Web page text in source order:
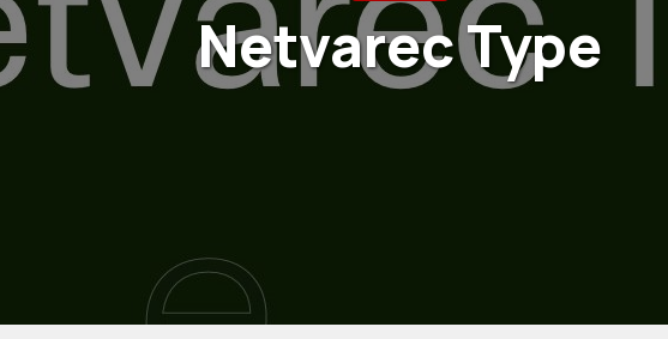
Netvarec Type